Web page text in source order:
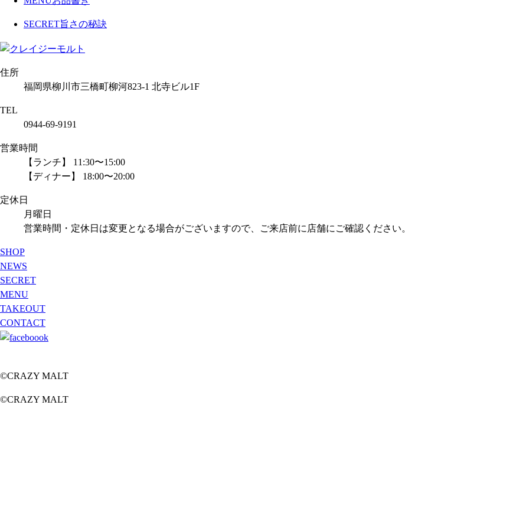
SECRET旨さの秘訣
住所
福岡県柳川市三橋町柳河823-1 北寺ビル1F
TEL
0944-69-9191
営業時間
【ランチ】 11:30〜15:00
【ディナー】 18:00〜20:00
定休日
月曜日
営業時間・定休日は変更となる場合がございますので、ご来店前に店舗にご確認ください。
SHOP
NEWS
SECRET
MENU
TAKEOUT
CONTACT
©CRAZY MALT
©CRAZY MALT